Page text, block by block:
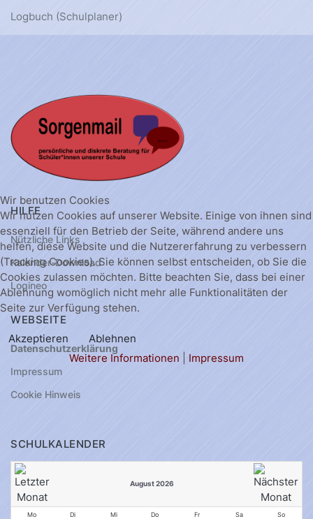
Logbuch (Schulplaner)
HILFE
Nützliche Links
Kalender-Download
Logineo
WEBSEITE
Datenschutzerklärung
Impressum
Cookie Hinweis
SCHULKALENDER
August 2026
Mo Di Mi Do Fr Sa So
Wir benutzen Cookies
Wir nutzen Cookies auf unserer Website. Einige von ihnen sind
essenziell für den Betrieb der Seite, während andere uns
helfen, diese Website und die Nutzererfahrung zu verbessern
(Tracking Cookies). Sie können selbst entscheiden, ob Sie die
Cookies zulassen möchten. Bitte beachten Sie, dass bei einer
Ablehnung womöglich nicht mehr alle Funktionalitäten der
Seite zur Verfügung stehen.
Akzeptieren
Ablehnen
Weitere Informationen
Impressum